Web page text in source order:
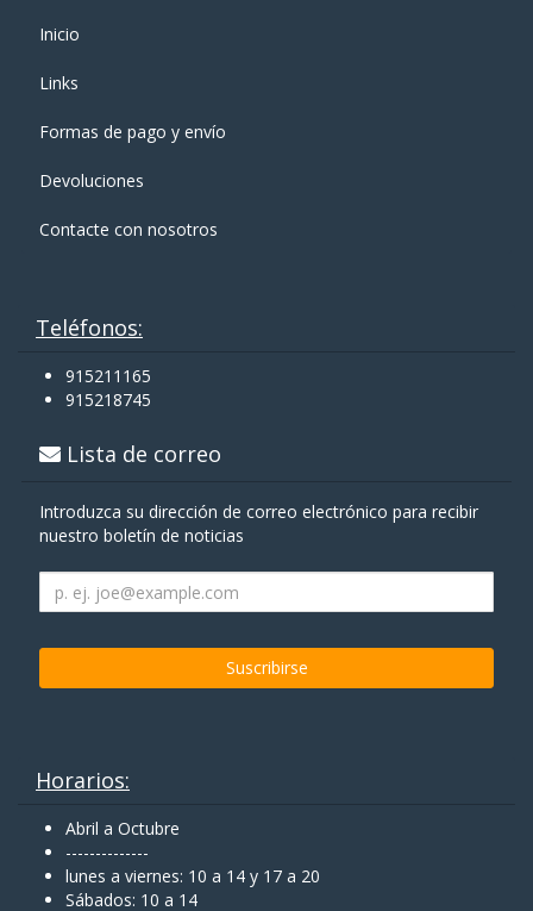
Inicio
Links
Formas de pago y enví­o
Devoluciones
Contacte con nosotros
Teléfonos:
915211165
915218745
Lista de correo
Introduzca su dirección de correo electrónico para recibir
nuestro boletín de noticias
Horarios:
Abril a Octubre
--------------
lunes a viernes: 10 a 14 y 17 a 20
Sábados: 10 a 14